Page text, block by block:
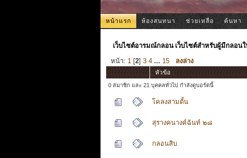
หน้าแรก ห้องสนทนา ช่วยเหลือ ค้นหา
เว็บไซต์อารมณ์กลอน เว็บไซต์สำหรับผู้มีกลอน
หน้า: 1 [2] 3 4 ... 15 ลงล่าง
หัวข้อ
0 สมาชิก และ 21 บุคคลทั่วไป กำลังดูบอร์ดนี้
โคลงสามดั้น
สุรางคนางค์ฉันท์ ๒๘
กลอนสิบ